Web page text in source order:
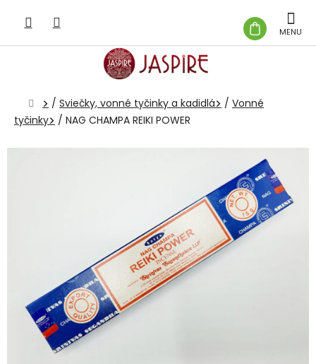
obsah
KOŠÍK
Domov
/ Sviečky, vonné tyčinky a kadidlá / Vonné
tyčinky
/ NAG CHAMPA REIKI POWER